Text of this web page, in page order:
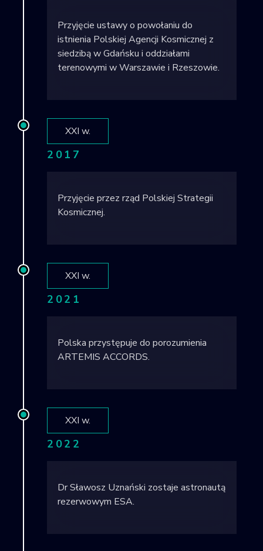
Przyjęcie ustawy o powołaniu do
istnienia Polskiej Agencji Kosmicznej z
siedzibą w Gdańsku i oddziałami
terenowymi w Warszawie i Rzeszowie.
2017
Przyjęcie przez rząd Polskiej Strategii
Kosmicznej.
XXI w.
2021
Polska przystępuje do porozumienia
ARTEMIS ACCORDS.
XXI w.
2022
Dr Sławosz Uznański zostaje astronautą
rezerwowym ESA.
XXI w.